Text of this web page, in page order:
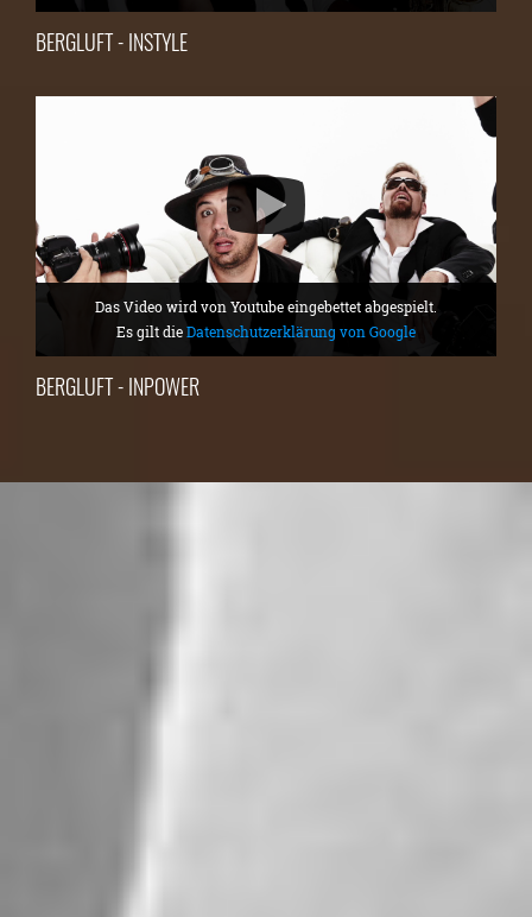
BERGLUFT - INSTYLE
Das Video wird von Youtube eingebettet abgespielt.
Es gilt dieDatenschutzerklärung von Google
BERGLUFT - INPOWER